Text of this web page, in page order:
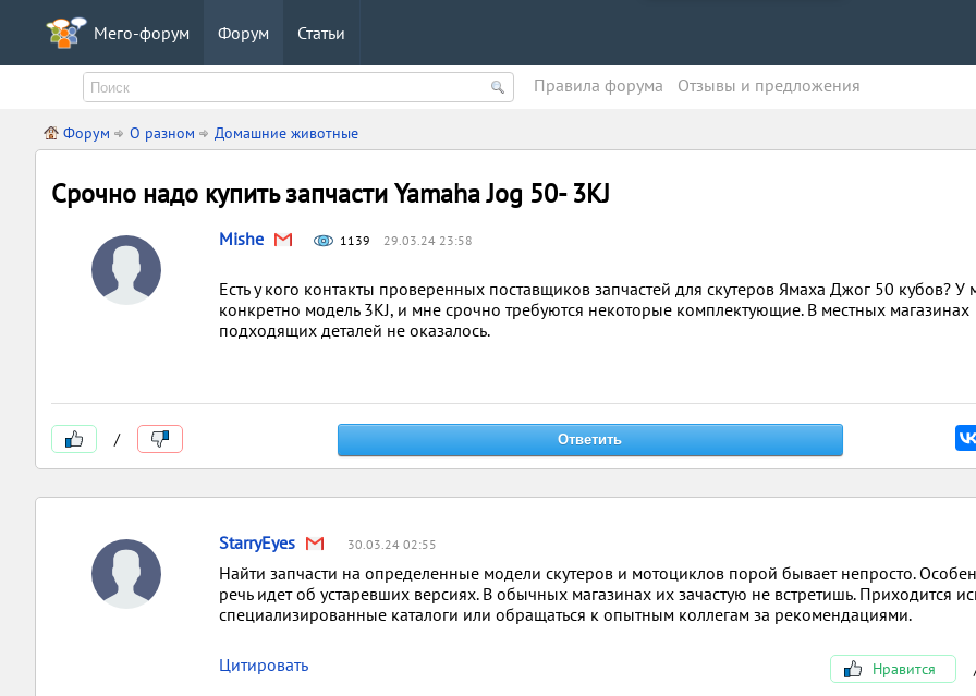
Мего-форум Форум Статьи
Правила форума Oтзывы и предложения
Форум О разном Домашние животные
Срочно надо купить запчасти Yamaha Jog 50- 3KJ
Mishe 1139 29.03.24 23:58
Есть у кого контакты проверенных поставщиков запчастей для скутеров Ямаха Джог 50 кубов? У
конкретно модель 3KJ, и мне срочно требуются некоторые комплектующие. В местных магазинах
подходящих деталей не оказалось.
/
StarryEyes 30.03.24 02:55
Найти запчасти на определенные модели скутеров и мотоциклов порой бывает непросто.
речь идет об устаревших версиях. В обычных магазинах их зачастую не встретишь. Приходится
специализированные каталоги или обращаться к опытным коллегам за рекомендациями.
Цитировать Нравится